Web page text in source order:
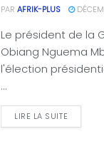
PAR AFRIK-PLUS
Le président de la
Obiang Nguema
l'élection
...
LIRE LA SUITE